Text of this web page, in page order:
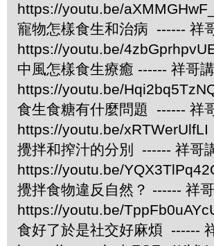
https://youtu.be/
寵物怎樣食生和治病 ------ 祥
https://youtu.be/
中風怎樣食生療癒 ------ 祥哥
https://youtu.be/
食生食糖有什麼問題 ------ 祥
https://youtu.be/xRTWerUlfLI
攪拌和搾汁的分別 ------ 祥哥
https://youtu.be/
攪拌食物違反自然？ ------ 祥
https://youtu.be/
食好了於是社交好麻煩 ------